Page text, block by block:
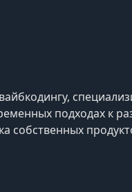
подходах к
собственных
акцент на